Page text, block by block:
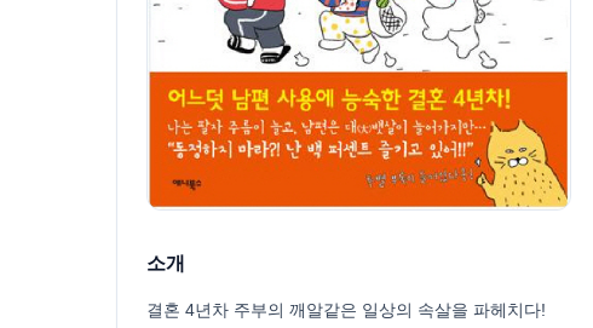
소개
결혼 4년차 주부의 깨알같은 일상의 속살을 파헤치다!